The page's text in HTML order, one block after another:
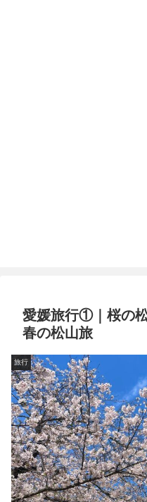
愛媛旅行①｜桜の
春の松山旅
旅行